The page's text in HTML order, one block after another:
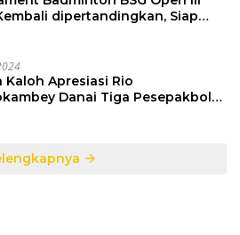
dipertandingkan, Siap
Kaloh Apresiasi Rio
Danai Tiga Pesepakbola